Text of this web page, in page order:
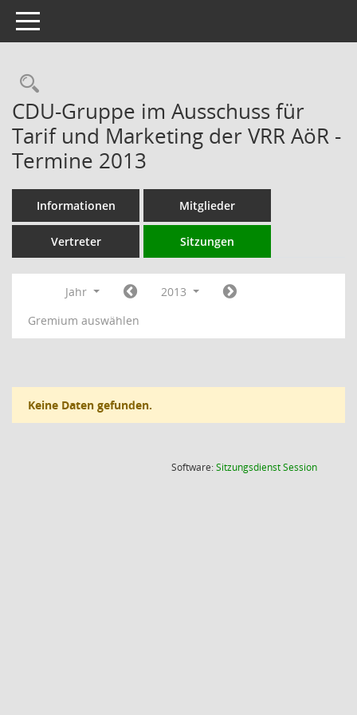
Toggle navigation
Rechercheauswahl
CDU-Gruppe im Ausschuss für
Tarif und Marketing der VRR AöR -
Termine 2013
Informationen Mitglieder
Vertreter Sitzungen
Jahr
2013
Gremium auswählen
Keine Daten gefunden.
Software:SitzungsdienstSession(Wird in